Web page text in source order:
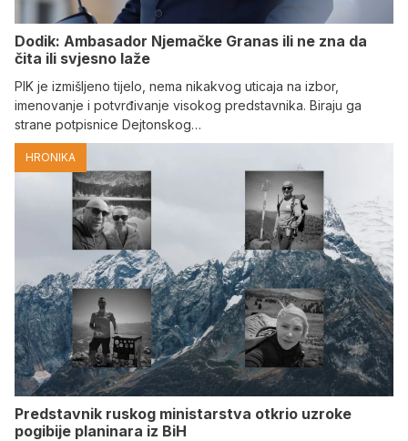
Dodik: Ambasador Njemačke Granas ili ne zna da
čita ili svjesno laže
PIK je izmišljeno tijelo, nema nikakvog uticaja na izbor,
imenovanje i potvrđivanje visokog predstavnika. Biraju ga
strane potpisnice Dejtonskog…
HRONIKA
Predstavnik ruskog ministarstva otkrio uzroke
pogibije planinara iz BiH